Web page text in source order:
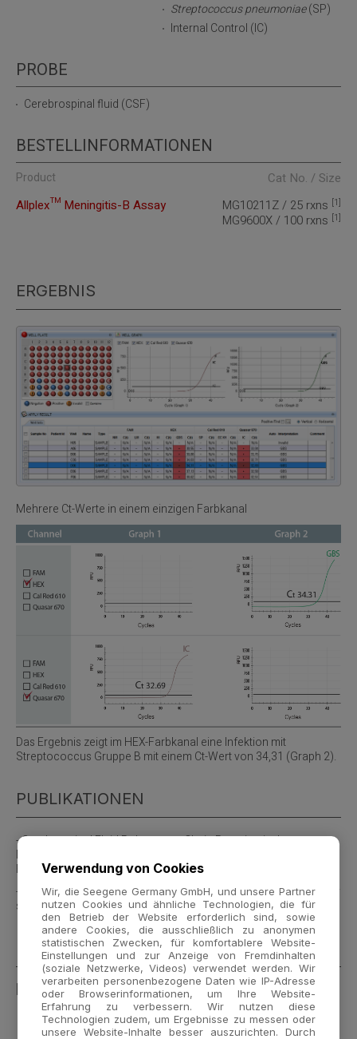
Streptococcus pneumoniae(SP)
Internal Control (IC)
PROBE
Cerebrospinal fluid (CSF)
BESTELLINFORMATIONEN
Product
Cat No. / Size
Allplex™ Meningitis-B Assay
MG10211Z / 25 rxns [1]
MG9600X / 100 rxns [1]
ERGEBNIS
Mehrere Ct-Werte in einem einzigen Farbkanal
Das Ergebnis zeigt im HEX-Farbkanal eine Infektion mit
Streptococcus Gruppe B mit einem Ct-Wert von 34,31 (Graph 2).
PUBLIKATIONEN
- Cerebrospinal Fluid Polymerase Chain Reaction in the
Diagnosis of Neonatal Bacterial Meningitis: A Single-Center
Experience From Vietnam
- Enhanced pathogen identification among patients with clinically
suspected meningitis
HINWEIS
For use with Seegene NIMBUS & STARlet only
Verwendung von Cookies
Wir, die Seegene Germany GmbH, und unsere Partner
nutzen Cookies und ähnliche Technologien, die für
den Betrieb der Website erforderlich sind, sowie
andere Cookies, die ausschließlich zu anonymen
statistischen Zwecken, für komfortablere Website-
Einstellungen und zur Anzeige von Fremdinhalten
(soziale Netzwerke, Videos) verwendet werden. Wir
verarbeiten personenbezogene Daten wie IP-Adresse
oder Browserinformationen, um Ihre Website-
Erfahrung zu verbessern. Wir nutzen diese
Technologien zudem, um Ergebnisse zu messen oder
unsere Website-Inhalte besser auszurichten. Durch